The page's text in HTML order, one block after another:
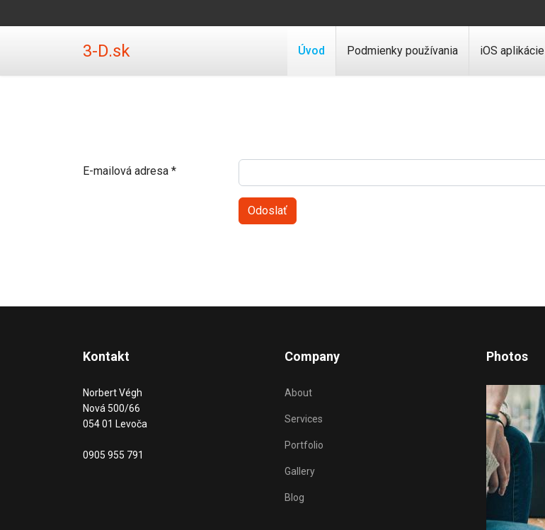
3-D.sk Úvod Podmienky používania iOS aplikácie
E-mailová adresa *
Odoslať
Kontakt
Norbert Végh
Nová 500/66
054 01 Levoča
0905 955 791
Company
About
Services
Portfolio
Gallery
Blog
Photos